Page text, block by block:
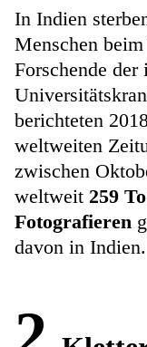
In Indien
Menschen
Forschende der
berichteten
weltweiten
zwischen
weltweit 259
Fotografieren
davon in Indien.